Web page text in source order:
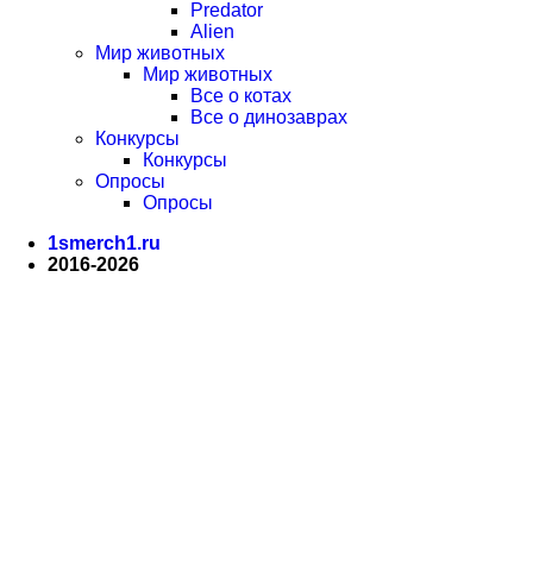
Predator
Alien
Мир животных
Мир животных
Все о котах
Все о динозаврах
Конкурсы
Конкурсы
Опросы
Опросы
1smerch1.ru
2016-2026